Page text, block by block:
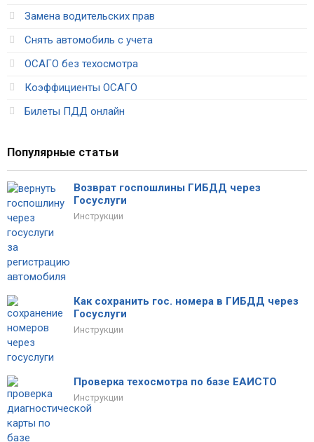
Замена водительских прав
Снять автомобиль с учета
ОСАГО без техосмотра
Коэффициенты ОСАГО
Билеты ПДД онлайн
Популярные статьи
Возврат госпошлины ГИБДД через
Госуслуги
Инструкции
Как сохранить гос. номера в ГИБДД через
Госуслуги
Инструкции
Проверка техосмотра по базе ЕАИСТО
Инструкции